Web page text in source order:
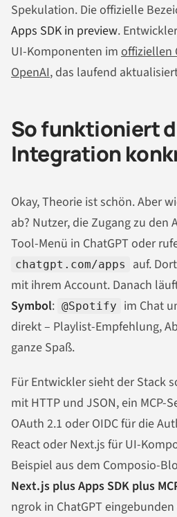
Spekulation. Die offizielle
Apps SDK in preview.
UI-Komponenten im offiziellen
OpenAI, das laufend
So funktioniert
Integration
Okay, Theorie ist schön. Aber
ab? Nutzer, die Zugang zu den
Tool-Menü in ChatGPT oder
chatgpt.com/apps
auf.
mit ihrem Account. Danach
Symbol: @Spotify
im Chat
direkt – Playlist-Empfehlung,
ganze Spaß.
Für Entwickler sieht der Stack
mit HTTP und JSON, ein MCP-
OAuth 2.1 oder OIDC für die
React oder Next.js für UI-
Beispiel aus dem Composio-
Next.js plus Apps SDK plus
ngrok in ChatGPT